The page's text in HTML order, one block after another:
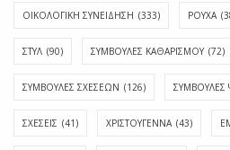
ΟΙΚΟΛΟΓΙΚΗ ΣΥΝΕΙΔΗΣΗ (333) ΡΟΥΧΑ
ΣΤΥΛ (90) ΣΥΜΒΟΥΛΕΣ ΚΑΘΑΡΙΣΜΟΥ (72)
ΣΥΜΒΟΥΛΕΣ ΣΧΕΣΕΩΝ (126) ΣΥΜΒΟΥΛΕΣ
ΣΧΕΣΕΙΣ (41) ΧΡΙΣΤΟΥΓΕΝΝΑ (43)